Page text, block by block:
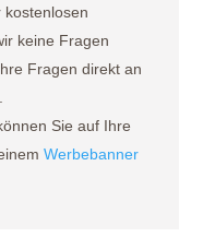
kostenlosen
keine Fragen
Fragen direkt an
Sie auf Ihre
Werbebanner